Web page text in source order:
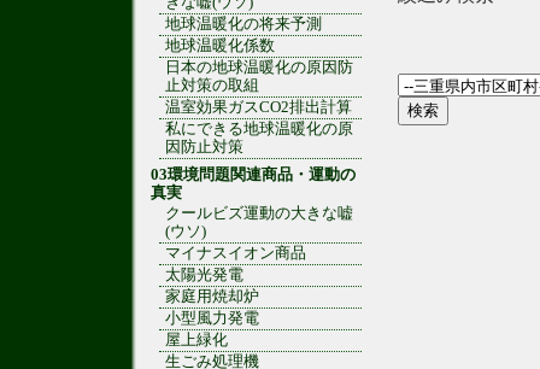
地球温暖化の将来予測
地球温暖化係数
日本の地球温暖化の原因防
止対策の取組
温室効果ガスCO2排出計算
私にできる地球温暖化の原
因防止対策
03環境問題関連商品・運動の
真実
クールビズ運動の大きな嘘
(ウソ)
マイナスイオン商品
太陽光発電
家庭用焼却炉
小型風力発電
屋上緑化
生ごみ処理機